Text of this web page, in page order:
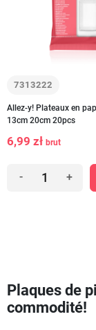
7313222
Allez-y! Plateaux en
13cm 20cm 20pcs
6,99 zł brut
- +
Plaques de
commodité!